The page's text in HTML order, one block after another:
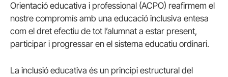
Orientació educativa i professional (ACPO) reafirmem el
nostre compromís amb una educació inclusiva entesa
com el dret efectiu de tot l’alumnat a estar present,
participar i progressar en el sistema educatiu ordinari.
La inclusió educativa és un principi estructural del